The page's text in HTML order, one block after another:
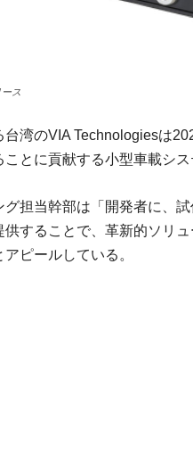
ス
台湾のVIA Technologiesは
とに貢献する小型車載シ
グ担当幹部は「開発者に、
供することで、革新的ソリ
ピールしている。